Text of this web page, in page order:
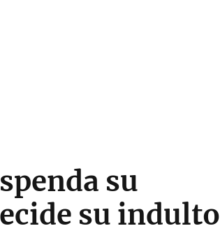
su
su indulto